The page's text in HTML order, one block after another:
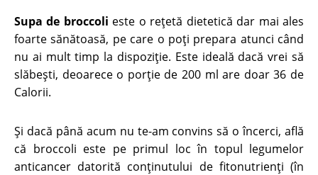
Supa de broccoli este o rețetă dietetică dar mai ales
foarte sănătoasă, pe care o poți prepara atunci când
nu ai mult timp la dispoziție. Este ideală dacă vrei să
slăbești, deoarece o porție de 200 ml are doar 36 de
Calorii.
Și dacă până acum nu te-am convins să o încerci, află
că broccoli este pe primul loc în topul legumelor
anticancer datorită conținutului de fitonutrienți (în